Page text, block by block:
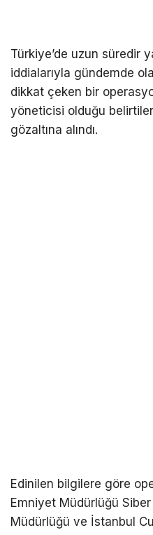
Türkiye’de uzun süredir
iddialarıyla gündemde
dikkat çeken bir
yöneticisi olduğu
gözaltına alındı.
Edinilen bilgilere göre
Emniyet Müdürlüğü
Müdürlüğü ve İstanbul